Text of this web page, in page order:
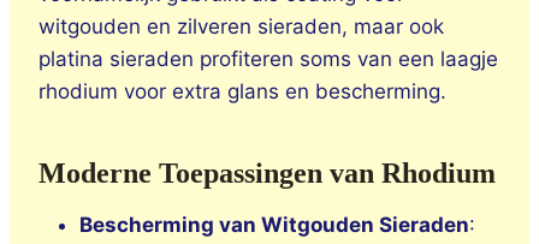
witgouden en zilveren sieraden, maar ook
platina sieraden profiteren soms van een laagje
rhodium voor extra glans en bescherming.
Moderne Toepassingen van Rhodium
Bescherming van Witgouden Sieraden: